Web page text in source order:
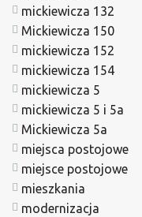
mickiewicza 132
Mickiewicza 150
mickiewicza 152
mickiewicza 154
mickiewicza 5
mickiewicza 5 i 5a
Mickiewicza 5a
miejsca postojowe
miejsce postojowe
mieszkania
modernizacja